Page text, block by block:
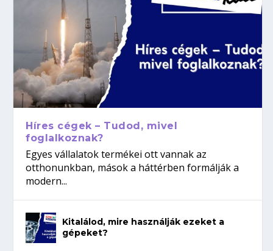
Híres cégek – Tudod, mivel
foglalkoznak?
Egyes vállalatok termékei ott vannak az
otthonunkban, mások a háttérben formálják a
modern...
Kitalálod, mire használják ezeket a
gépeket?